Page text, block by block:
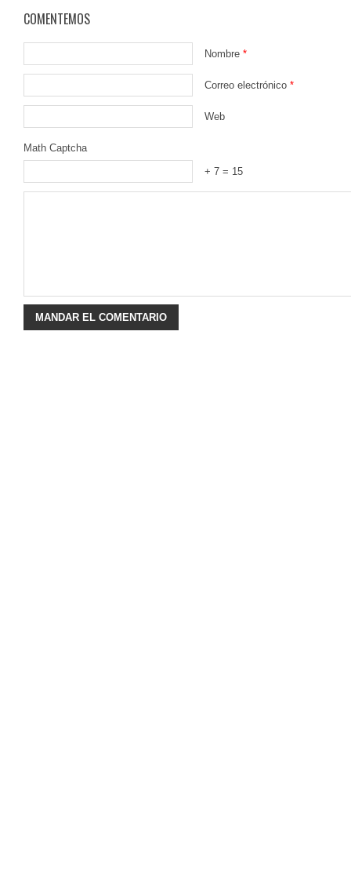
COMENTEMOS
Nombre *
Correo electrónico *
Web
Math Captcha
+ 7 = 15